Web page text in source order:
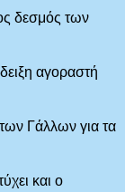
δεσμός των
αγοραστή
Γάλλων για τα
και ο